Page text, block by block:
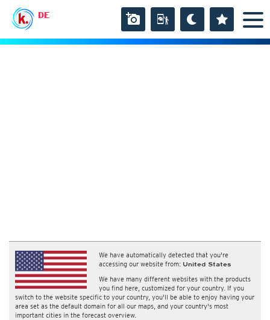
DE
We have automatically detected that you're
accessing our website from: United States
We have many different websites with the products
you find here, customized for your country. If you
switch to the website specific to your country, you'll be able to enjoy having your
area set as the default domain for all our maps, and your country's most
important cities in the forecast overview.